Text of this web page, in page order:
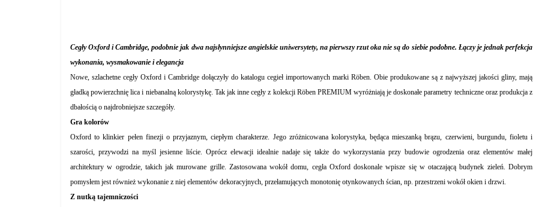
Cegły Oxford i Cambridge, podobnie jak dwa najsłynniejsze angielskie uniwersytety, na pierwszy rzut oka nie są do siebie podobne. Łączy je jednak perfekcja
wykonania, wysmakowanie i elegancja
Nowe, szlachetne cegły Oxford i Cambridge dołączyły do katalogu cegieł importowanych marki Röben. Obie produkowane są z najwyższej jakości gliny, mają
gładką powierzchnię lica i niebanalną kolorystykę. Tak jak inne cegły z kolekcji Röben PREMIUM wyróżniają je doskonałe parametry techniczne oraz produkcja z
dbałością o najdrobniejsze szczegóły.
Gra kolorów
Oxford to klinkier pełen finezji o przyjaznym, ciepłym charakterze. Jego zróżnicowana kolorystyka, będąca mieszanką brązu, czerwieni, burgundu, fioletu i
szarości, przywodzi na myśl jesienne liście. Oprócz elewacji idealnie nadaje się także do wykorzystania przy budowie ogrodzenia oraz elementów małej
architektury w ogrodzie, takich jak murowane grille. Zastosowana wokół domu, cegła Oxford doskonale wpisze się w otaczającą budynek zieleń. Dobrym
pomysłem jest również wykonanie z niej elementów dekoracyjnych, przełamujących monotonię otynkowanych ścian, np. przestrzeni wokół okien i drzwi.
Z nutką tajemniczości